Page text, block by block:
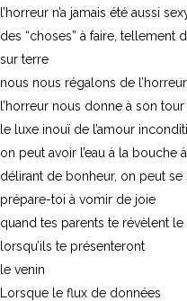
l’horreur n’a jamais été aussi
des “choses” à faire, tellement
sur terre
nous nous régalons de l’horreur
l’horreur nous donne à son
le luxe inouï de l’amour
on peut avoir l’eau à la bouche
délirant de bonheur, on peut
prépare-toi à vomir de joie
quand tes parents te révèlent
lorsqu’ils te présenteront
le venin
Lorsque le flux de données